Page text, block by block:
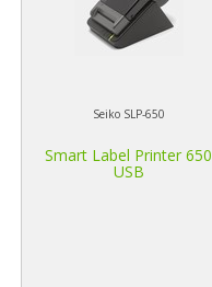
Seiko SLP-650
Smart Label Printer 650
USB